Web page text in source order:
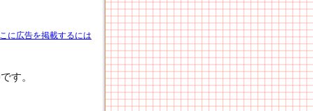
に広告を掲載するには
す。